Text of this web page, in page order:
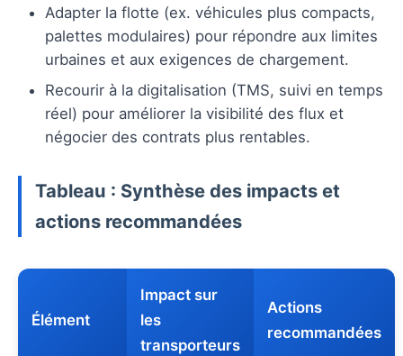
Adapter la flotte (ex. véhicules plus compacts,
palettes modulaires) pour répondre aux limites
urbaines et aux exigences de chargement.
Recourir à la digitalisation (TMS, suivi en temps
réel) pour améliorer la visibilité des flux et
négocier des contrats plus rentables.
Tableau : Synthèse des impacts et
actions recommandées
Élément
Impact sur
les
transporteurs
Actions
recommandées